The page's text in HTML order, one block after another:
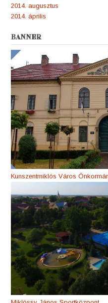
2014. augusztus
2014. április
BANNER
Kunszentmiklós Város